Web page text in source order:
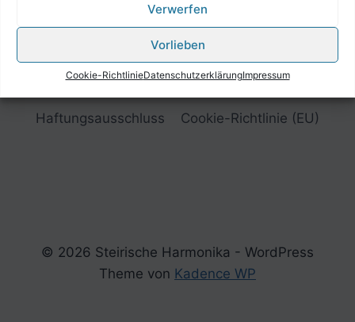
Verwerfen
Vorlieben
Cookie-RichtlinieDatenschutzerklärungImpressum
Haftungsausschluss
Cookie-Richtlinie (EU)
© 2026 Steirische Harmonika - WordPress
Theme von Kadence WP